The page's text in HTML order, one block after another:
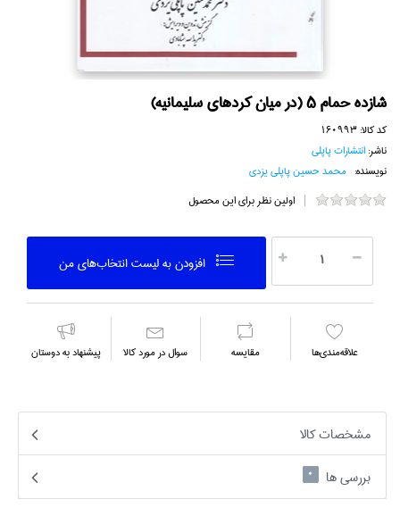
شازده حمام 5 (در ميان كرد‌هاي سليمانيه)
کد کالا:160993
ناشر:انتشارات پاپلي
نویسنده: محمد حسين پاپلي يزدي
اولین نظر برای این محصول
افزودن به ليست انتخاب‌هاي من
علاقه‌مندي‌ها مقايسه سوال در مورد كالا پیشنهاد به دوستان
مشخصات کالا
بررسی ها
0